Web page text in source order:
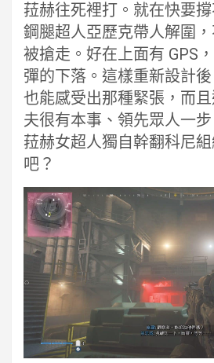
菈赫往死裡打。就在快要撐
鋼腿超人亞歷克帶人解圍
被搶走。好在上面有 GPS
彈的下落。這樣重新設計
也能感受出那種緊張，而
夫很有本事、領先眾人一
菈赫女超人獨自幹翻科尼
吧？